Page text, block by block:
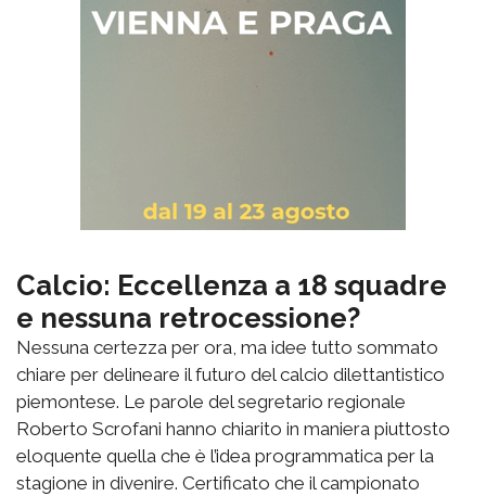
Calcio: Eccellenza a 18 squadre
e nessuna retrocessione?
Nessuna certezza per ora, ma idee tutto sommato
chiare per delineare il futuro del calcio dilettantistico
piemontese. Le parole del segretario regionale
Roberto Scrofani hanno chiarito in maniera piuttosto
eloquente quella che è l’idea programmatica per la
stagione in divenire. Certificato che il campionato